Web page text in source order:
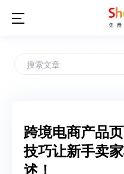

跨境电商产品
技巧让新手卖
述！